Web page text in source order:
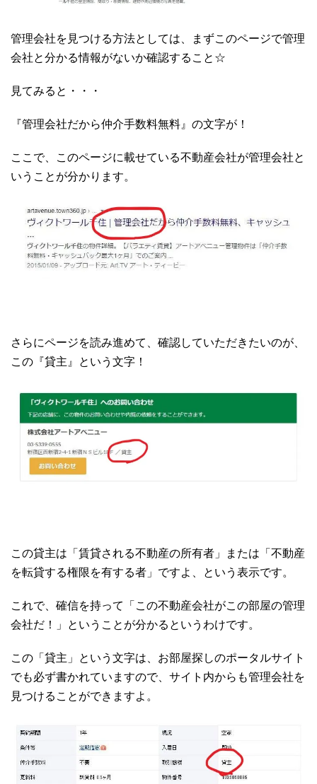
管理会社を見つける方法としては、まずこのページで管理
会社と分かる情報がないか確認すること☆
見てみると・・・
『管理会社だから仲介手数料無料』の文字が！
ここで、このページに載せている不動産会社が管理会社と
いうことが分かります。
さらにページを読み進めて、確認していただきたいのが、
この『貸主』という文字！
この貸主は「賃貸される不動産の所有者」または「不動産
を転貸する権限を有する者」ですよ、という表示です。
これで、確信を持って「この不動産会社がこの部屋の管理
会社だ！」ということが分かるというわけです。
この「貸主」という文字は、お部屋探しのポータルサイト
でも必ず書かれていますので、サイト内からも管理会社を
見つけることができますよ。